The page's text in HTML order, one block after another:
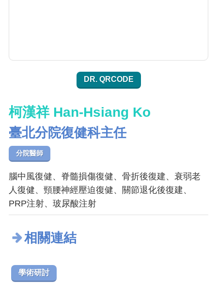
DR. QRCODE
柯漢祥 Han-Hsiang Ko
臺北分院復健科主任
分院醫師
腦中風復健、脊髓損傷復健、骨折後復建、衰弱老
人復健、頸腰神經壓迫復健、關節退化後復建、
PRP注射、玻尿酸注射
相關連結
學術研討